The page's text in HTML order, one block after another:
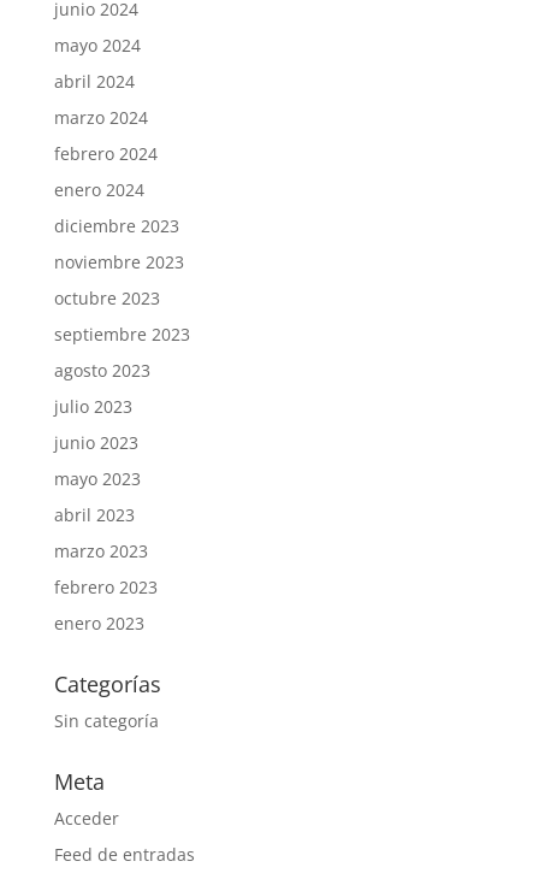
junio 2024
mayo 2024
abril 2024
marzo 2024
febrero 2024
enero 2024
diciembre 2023
noviembre 2023
octubre 2023
septiembre 2023
agosto 2023
julio 2023
junio 2023
mayo 2023
abril 2023
marzo 2023
febrero 2023
enero 2023
Categorías
Sin categoría
Meta
Acceder
Feed de entradas